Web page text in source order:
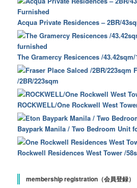
Acqua Private Residences – 2BR/
The Gramercy Resicences /
/2BR/223sqm
ROCKWELL/One Rockwell West
Baypark Manila / Two Bedroom Unit
Rockwell Residences West Tower /
membership registration（会員登録）